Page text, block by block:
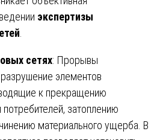
экспертизы
сетях: Прорывы
элементов
к прекращению
затоплению
материального ущерба. В